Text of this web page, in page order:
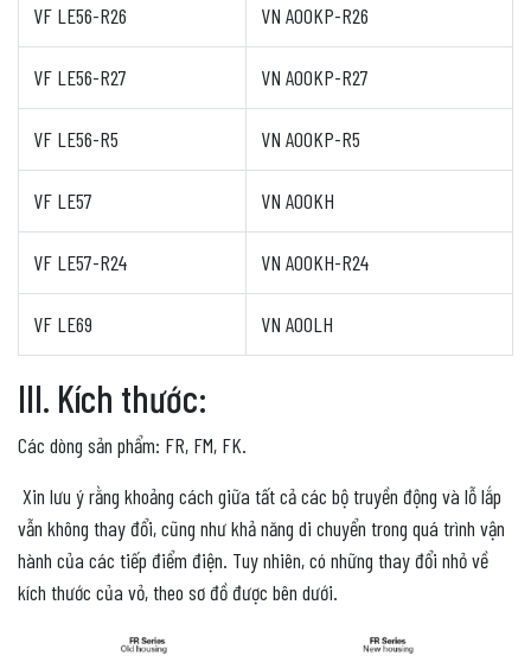
VF LE56-R26 VN A00KP-R26
VF LE56-R27 VN A00KP-R27
VF LE56-R5 VN A00KP-R5
VF LE57 VN A00KH
VF LE57-R24 VN A00KH-R24
VF LE69 VN A00LH
III. Kích thước:
Các dòng sản phẩm: FR, FM, FK.
Xin lưu ý rằng khoảng cách giữa tất cả các bộ truyền động và lỗ lắp
vẫn không thay đổi, cũng như khả năng di chuyển trong quá trình vận
hành của các tiếp điểm điện. Tuy nhiên, có những thay đổi nhỏ về
kích thước của vỏ, theo sơ đồ được bên dưới.